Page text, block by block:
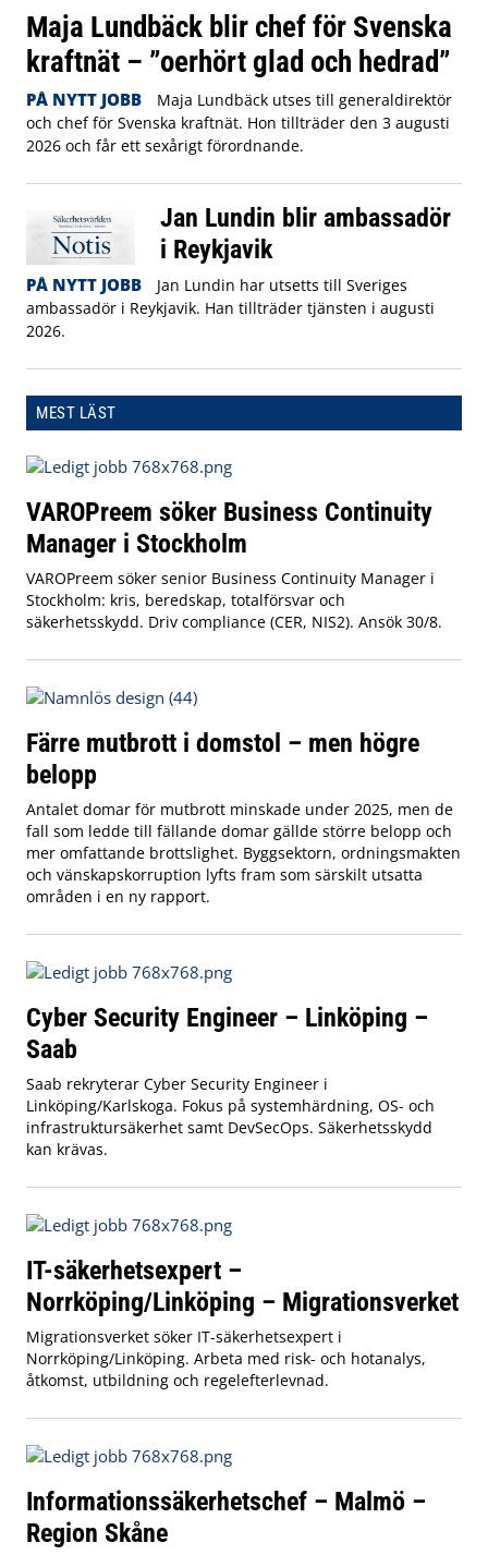
Maja Lundbäck blir chef för Svenska
kraftnät – ”oerhört glad och hedrad”
PÅ NYTT JOBB
Maja Lundbäck utses till generaldirektör
och chef för Svenska kraftnät. Hon tillträder den 3 augusti
2026 och får ett sexårigt förordnande.
Jan Lundin blir ambassadör
i Reykjavik
PÅ NYTT JOBB
Jan Lundin har utsetts till Sveriges
ambassadör i Reykjavik. Han tillträder tjänsten i augusti
2026.
MEST LÄST
VAROPreem söker Business Continuity
Manager i Stockholm
VAROPreem söker senior Business Continuity Manager i
Stockholm: kris, beredskap, totalförsvar och
säkerhetsskydd. Driv compliance (CER, NIS2). Ansök 30/8.
Färre mutbrott i domstol – men högre
belopp
Antalet domar för mutbrott minskade under 2025, men de
fall som ledde till fällande domar gällde större belopp och
mer omfattande brottslighet. Byggsektorn, ordningsmakten
och vänskapskorruption lyfts fram som särskilt utsatta
områden i en ny rapport.
Cyber Security Engineer – Linköping –
Saab
Saab rekryterar Cyber Security Engineer i
Linköping/Karlskoga. Fokus på systemhärdning, OS- och
infrastruktursäkerhet samt DevSecOps. Säkerhetsskydd
kan krävas.
IT-säkerhetsexpert –
Norrköping/Linköping – Migrationsverket
Migrationsverket söker IT-säkerhetsexpert i
Norrköping/Linköping. Arbeta med risk- och hotanalys,
åtkomst, utbildning och regelefterlevnad.
Informationssäkerhetschef – Malmö –
Region Skåne